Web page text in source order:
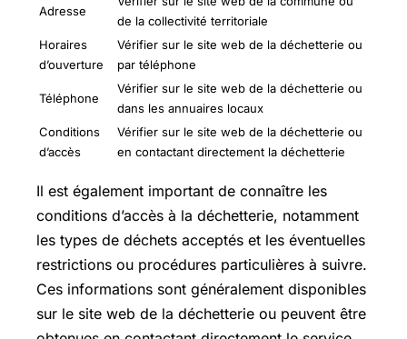
Adresse
de la collectivité territoriale
Horaires
d’ouverture
Vérifier sur le site web de la déchetterie ou
par téléphone
Téléphone
Vérifier sur le site web de la déchetterie ou
dans les annuaires locaux
Conditions
d’accès
Vérifier sur le site web de la déchetterie ou
en contactant directement la déchetterie
Il est également important de connaître les
conditions d’accès à la déchetterie, notamment
les types de déchets acceptés et les éventuelles
restrictions ou procédures particulières à suivre.
Ces informations sont généralement disponibles
sur le site web de la déchetterie ou peuvent être